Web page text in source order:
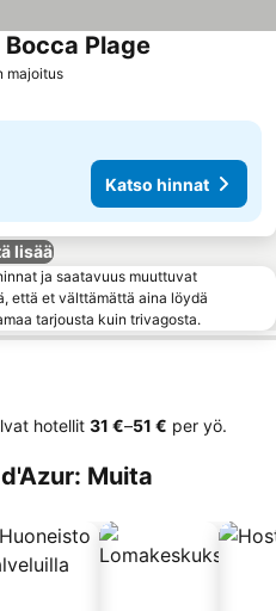
majoitusKatso hinnat
Bocca Plage
Katso hinnat
lisää
ja saatavuus muuttuvat
että et välttämättä aina löydä
tarjousta kuin trivagosta.
hotellit ‎31 €–‎51 € per yö.
Muita